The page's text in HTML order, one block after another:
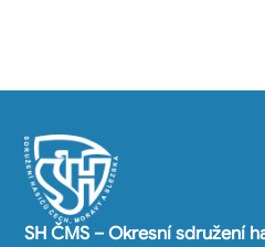
SH ČMS – Okresní sdružení